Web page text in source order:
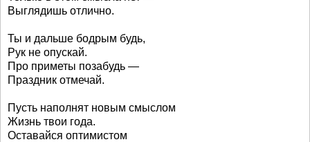
Выглядишь отлично.
Ты и дальше бодрым будь,
Рук не опускай.
Про приметы позабудь —
Праздник отмечай.
Пусть наполнят новым смыслом
Жизнь твои года.
Оставайся оптимистом